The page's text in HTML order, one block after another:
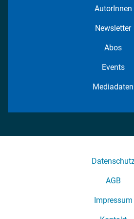
AutorInnen
Newsletter
Abos
Events
Mediadaten
AGB
Impressum